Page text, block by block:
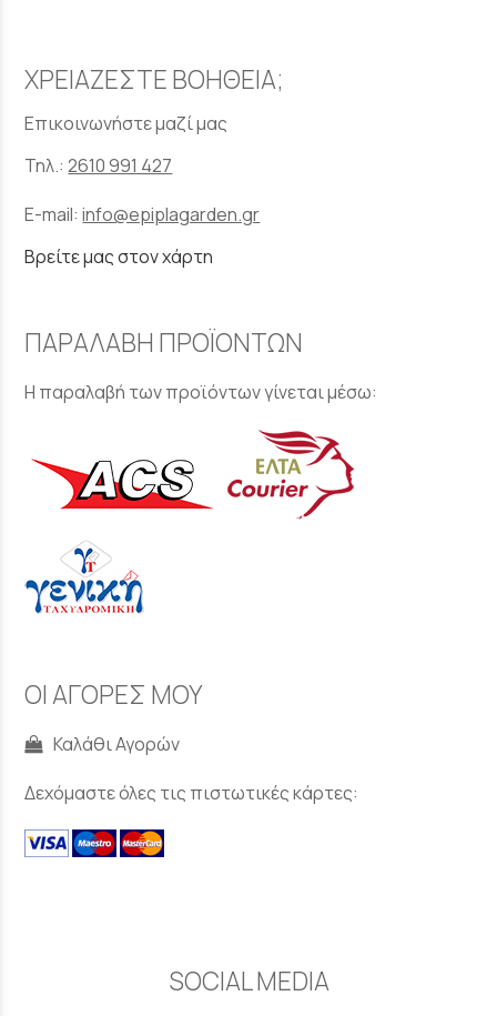
ΧΡΕΙΑΖΕΣΤΕ ΒΟΗΘΕΙΑ;
Επικοινωνήστε μαζί μας
Τηλ.:2610 991 427
E-mail:info@epiplagarden.gr
Βρείτε μας στον χάρτη
ΠΑΡΑΛΑΒΗ ΠΡΟΪΟΝΤΩΝ
Η παραλαβή των προϊόντων γίνεται μέσω:
ΟΙ ΑΓΟΡΕΣ ΜΟΥ
Καλάθι Αγορών
Δεχόμαστε όλες τις πιστωτικές κάρτες:
SOCIAL MEDIA